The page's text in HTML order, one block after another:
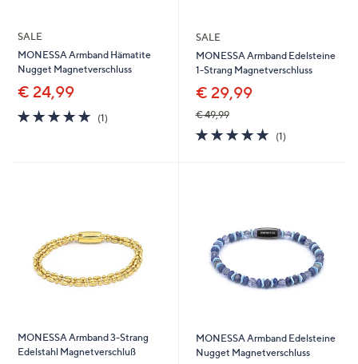
SALE
MONESSA Armband Hämatite
Nugget Magnetverschluss
€ 24,99
5.0
von
(1)1
SALE
MONESSA Armband Edelsteine
1-Strang Magnetverschluss
€ 29,99
€ 49,99
5.0
von
(1)1
MONESSA Armband 3-Strang
Edelstahl Magnetverschluß
MONESSA Armband Edelsteine
Nugget Magnetverschluss